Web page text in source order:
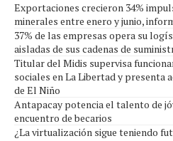
Exportaciones crecieron 34%
minerales entre enero y junio,
37% de las empresas opera su
aisladas de sus cadenas de
Titular del Midis supervisa
sociales en La Libertad y presenta
de El Niño
Antapacay potencia el talento de
encuentro de becarios
¿La virtualización sigue teniendo